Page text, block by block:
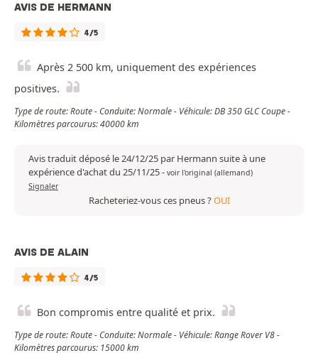
AVIS DE HERMANN
4/5
Après 2 500 km, uniquement des expériences
positives.
Type de route: Route - Conduite: Normale - Véhicule: DB 350 GLC Coupe -
Kilomètres parcourus: 40000 km
Avis traduit déposé le 24/12/25 par Hermann suite à une
expérience d'achat du 25/11/25- voir l'original (allemand)
Signaler
Racheteriez-vous ces pneus ?OUI
AVIS DE ALAIN
4/5
Bon compromis entre qualité et prix.
Type de route: Route - Conduite: Normale - Véhicule: Range Rover V8 -
Kilomètres parcourus: 15000 km